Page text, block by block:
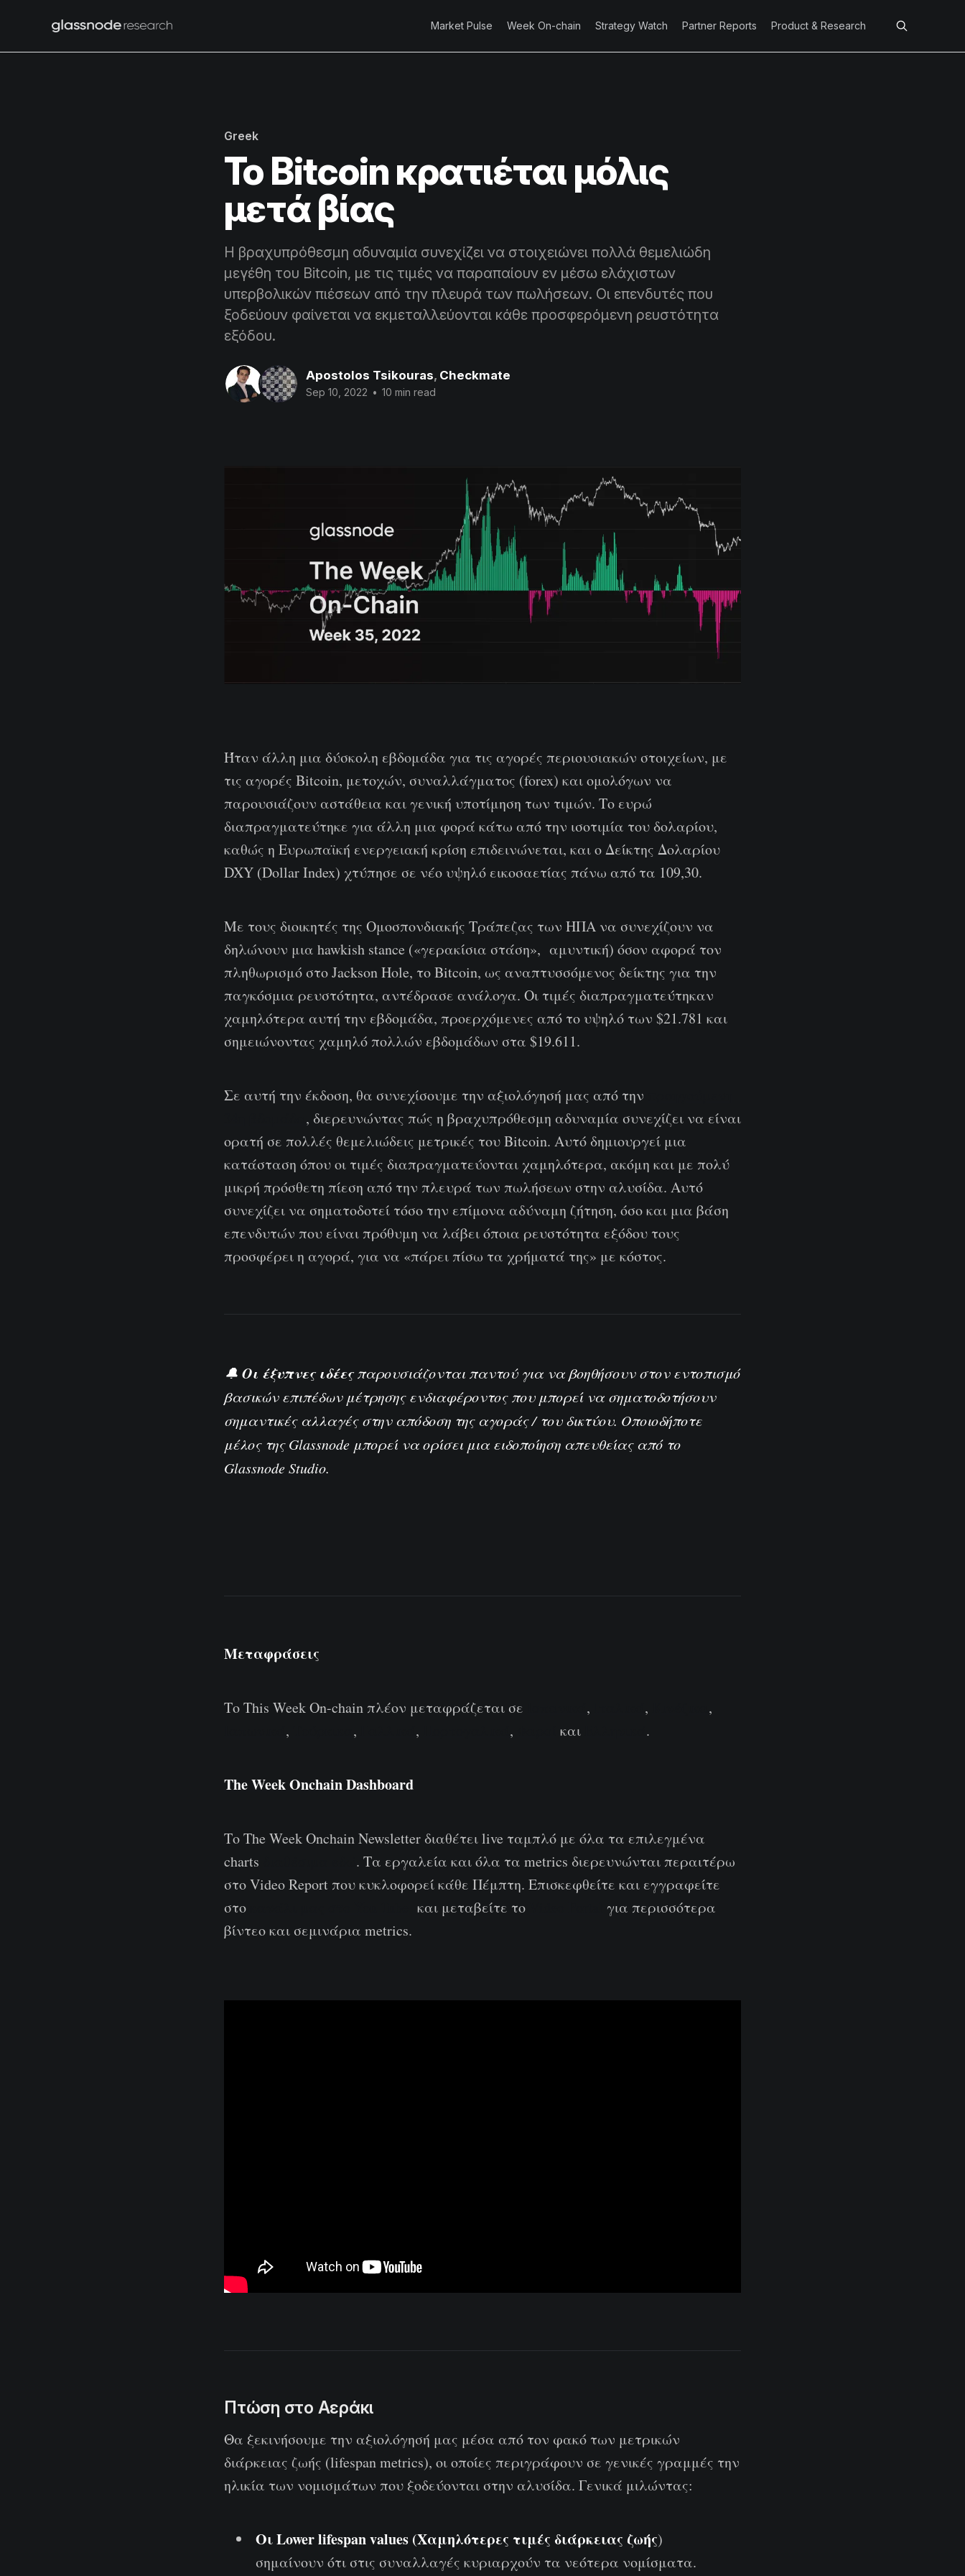
Market Pulse Week On-chain Strategy Watch Partner Reports Product & Research
Greek
To Bitcoin κρατιέται μόλις
μετά βίας
Η βραχυπρόθεσμη αδυναμία συνεχίζει να στοιχειώνει πολλά θεμελιώδη
μεγέθη του Bitcoin, με τις τιμές να παραπαίουν εν μέσω ελάχιστων
υπερβολικών πιέσεων από την πλευρά των πωλήσεων. Οι επενδυτές που
ξοδεύουν φαίνεται να εκμεταλλεύονται κάθε προσφερόμενη ρευστότητα
εξόδου.
Apostolos Tsikouras, Checkmate
Sep 10, 2022 • 10 min read
Ήταν άλλη μια δύσκολη εβδομάδα για τις αγορές περιουσιακών στοιχείων, με
τις αγορές Bitcoin, μετοχών, συναλλάγματος (forex) και ομολόγων να
παρουσιάζουν αστάθεια και γενική υποτίμηση των τιμών. Το ευρώ
διαπραγματεύτηκε για άλλη μια φορά κάτω από την ισοτιμία του δολαρίου,
καθώς η Ευρωπαϊκή ενεργειακή κρίση επιδεινώνεται, και ο Δείκτης Δολαρίου
DXY (Dollar Index) χτύπησε σε νέο υψηλό εικοσαετίας πάνω από τα 109,30.
Με τους διοικητές της Ομοσπονδιακής Τράπεζας των ΗΠΑ να συνεχίζουν να
δηλώνουν μια hawkish stance («γερακίσια στάση», αμυντική) όσον αφορά τον
πληθωρισμό στο Jackson Hole, το Bitcoin, ως αναπτυσσόμενος δείκτης για την
παγκόσμια ρευστότητα, αντέδρασε ανάλογα. Οι τιμές διαπραγματεύτηκαν
χαμηλότερα αυτή την εβδομάδα, προερχόμενες από το υψηλό των $21.781 και
σημειώνοντας χαμηλό πολλών εβδομάδων στα $19.611.
Σε αυτή την έκδοση, θα συνεχίσουμε την αξιολόγησή μας από την
, διερευνώντας πώς η βραχυπρόθεσμη αδυναμία συνεχίζει να είναι
ορατή σε πολλές θεμελιώδεις μετρικές του Bitcoin. Αυτό δημιουργεί μια
κατάσταση όπου οι τιμές διαπραγματεύονται χαμηλότερα, ακόμη και με πολύ
μικρή πρόσθετη πίεση από την πλευρά των πωλήσεων στην αλυσίδα. Αυτό
συνεχίζει να σηματοδοτεί τόσο την επίμονα αδύναμη ζήτηση, όσο και μια βάση
επενδυτών που είναι πρόθυμη να λάβει όποια ρευστότητα εξόδου τους
προσφέρει η αγορά, για να «πάρει πίσω τα χρήματά της» με κόστος.
🔔 Οι έξυπνες ιδέεςπαρουσιάζονται παντού για να βοηθήσουν στον εντοπισμό
βασικών επιπέδων μέτρησης ενδιαφέροντος που μπορεί να σηματοδοτήσουν
σημαντικές αλλαγές στην απόδοση της αγοράς / του δικτύου. Οποιοδήποτε
μέλος της Glassnode μπορεί να ορίσει μια ειδοποίηση απευθείας από το
Glassnode Studio.
Μεταφράσεις
Το This Week On-chain πλέον μεταφράζεται σε , ,
,
, , , , και .
The Week Onchain Dashboard
Το The Week Onchain Newsletter διαθέτει live ταμπλό με όλα τα επιλεγμένα
charts
. Τα εργαλεία και όλα τα metrics διερευνώνται περαιτέρω
στο Video Report που κυκλοφορεί κάθε Πέμπτη. Επισκεφθείτε και εγγραφείτε
στο
και μεταβείτε το
για περισσότερα
βίντεο και σεμινάρια metrics.
Πτώση στο Αεράκι
Θα ξεκινήσουμε την αξιολόγησή μας μέσα από τον φακό των μετρικών
διάρκειας ζωής (lifespan metrics), οι οποίες περιγράφουν σε γενικές γραμμές την
ηλικία των νομισμάτων που ξοδεύονται στην αλυσίδα. Γενικά μιλώντας:
Οι Lower lifespan values (Χαμηλότερες τιμές διάρκειας ζωής)
σημαίνουν ότι στις συναλλαγές κυριαρχούν τα νεότερα νομίσματα.